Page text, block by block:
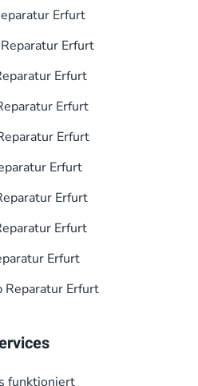
Erfurt
Erfurt
Erfurt
Erfurt
Erfurt
Erfurt
Erfurt
Erfurt
Erfurt
Reparatur Erfurt
funktioniert